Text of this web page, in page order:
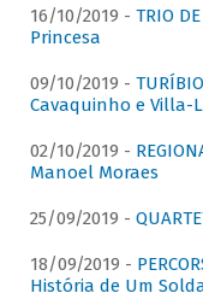
16/10/2019 - TRIO
Princesa
09/10/2019 -
Cavaquinho e Villa-
02/10/2019 -
Manoel Moraes
25/09/2019 -
18/09/2019 -
História de Um